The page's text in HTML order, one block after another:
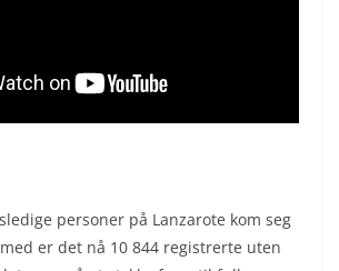
personer på Lanzarote kom seg
er det nå 10 844 registrerte uten